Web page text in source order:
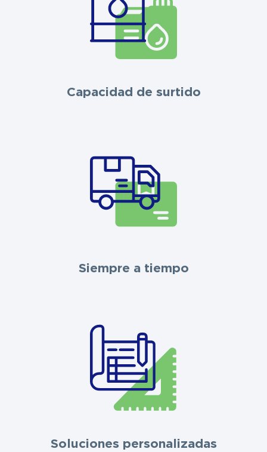
Capacidad de surtido
Siempre a tiempo
Soluciones personalizadas